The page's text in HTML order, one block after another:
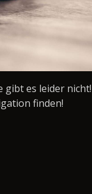
es leider
finden!